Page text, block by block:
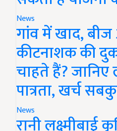
News
गांव में खाद,
कीटनाशक की
चाहते हैं?
पात्रता, खर्च
News